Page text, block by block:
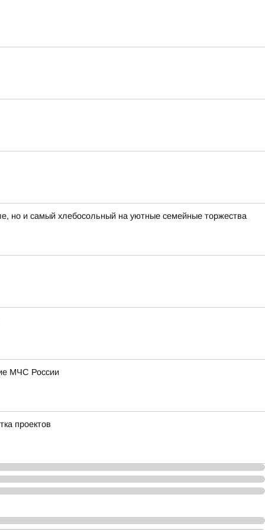
и самый хлебосольный на уютные семейные торжества
МЧС России
проектов